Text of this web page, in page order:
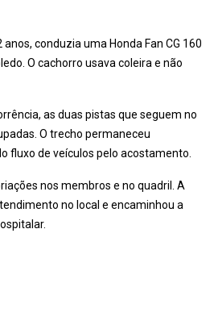
conduzia uma Honda Fan CG 160
O cachorro usava coleira e não
as duas pistas que seguem no
O trecho permaneceu
fluxo de veículos pelo acostamento.
nos membros e no quadril. A
no local e encaminhou a